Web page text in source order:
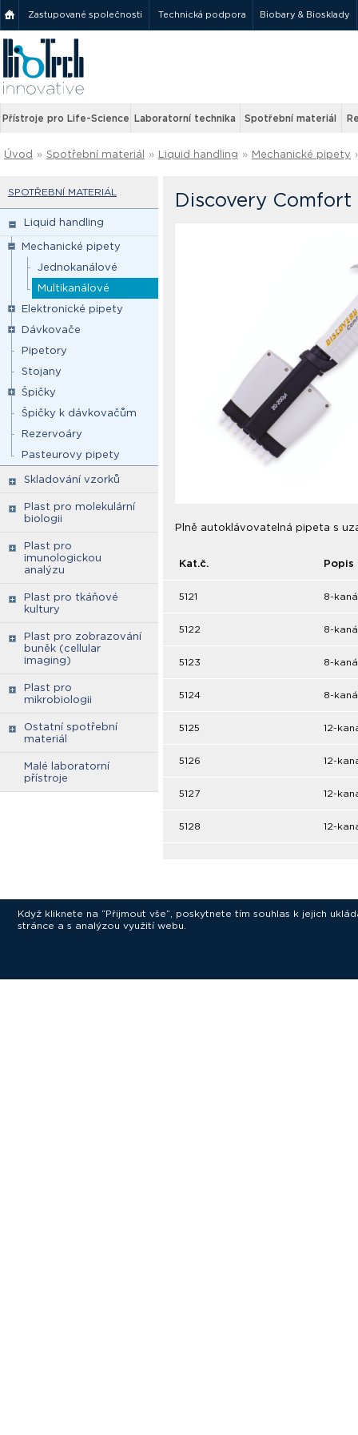
Zastupované společnosti Technická podpora Biobary & Biosklady
Přístroje pro Life-Science Laboratorní technika Spotřební materiál
Úvod » Spotřební materiál » Liquid handling » Mechanické pipety
SPOTŘEBNÍ MATERIÁL
Liquid handling
Mechanické pipety
Jednokanálové
Multikanálové
Elektronické pipety
Dávkovače
Pipetory
Stojany
Špičky
Špičky k dávkovačům
Rezervoáry
Pasteurovy pipety
Skladování vzorků
Plast pro molekulární
biologii
Plast pro
imunologickou
analýzu
Plast pro tkáňové
kultury
Plast pro zobrazování
buněk (cellular
imaging)
Plast pro
mikrobiologii
Ostatní spotřební
materiál
Malé laboratorní
přístroje
Discovery
Plně autoklávovatelná pipeta s
Kat.č. Popis
5121 8-
5122 8-
5123 8-
5124 8-
5125 12-
5126 12-
5127 12-
5128 12-
Když kliknete na “Přijmout vše”, poskytnete tím souhlas k jejich
stránce a s analýzou využití webu.